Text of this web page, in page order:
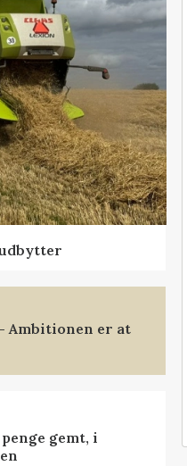
Ambitionen er at
gemt, i